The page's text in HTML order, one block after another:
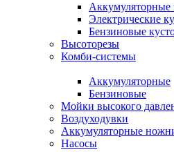
Аккумуляторные
Электрические
Бензиновые
Высоторезы
Комби-системы
Аккумуляторные
Бензиновые
Мойки высокого
Воздуходувки
Аккумуляторные
Насосы